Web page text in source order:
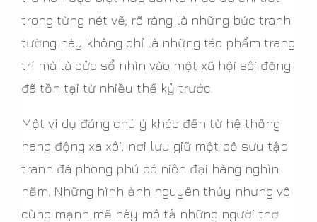
trong từng nét vẽ; rõ ràng là những bức tranh
tường này không chỉ là những tác phẩm trang
trí mà là cửa sổ nhìn vào một xã hội sôi động
đã tồn tại từ nhiều thế kỷ trước.
Một ví dụ đáng chú ý khác đến từ hệ thống
hang động xa xôi, nơi lưu giữ một bộ sưu tập
tranh đá phong phú có niên đại hàng nghìn
năm. Những hình ảnh nguyên thủy nhưng vô
cùng mạnh mẽ này mô tả những người thợ